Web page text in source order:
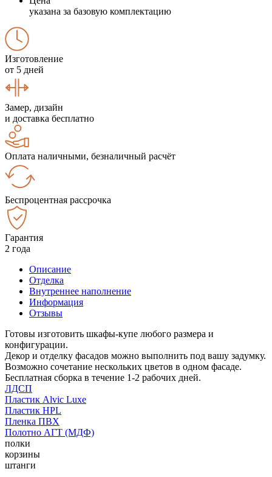
указана за базовую комплектацию
Изготовление
от 5 дней
Замер, дизайн
и доставка бесплатно
Оплата наличными, безналичный расчёт
Беспроцентная рассрочка
Гарантия
2 года
Описание
Отделка
Внутреннее наполнение
Информация
Отзывы
Готовы изготовить шкафы-купе любого размера и
конфигурации.
Декор и отделку фасадов можно выполнить под вашу задумку.
Возможно сочетание нескольких цветов в одном фасаде.
Бесплатная сборка в течение 1-2 рабочих дней.
ЛДСП
Пластик Alvic Luxe
Пластик HPL
Пленка ПВХ
Полотно АГТ (МДФ)
полки
корзины
штанги